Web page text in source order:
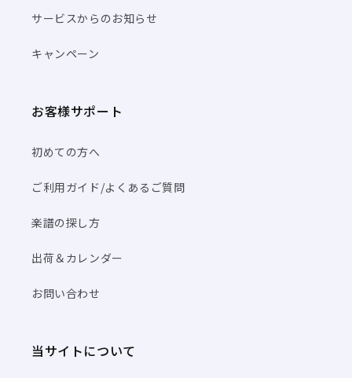
サービスからのお知らせ
キャンペーン
お客様サポート
初めての方へ
ご利用ガイド/よくあるご質問
楽譜の探し方
出荷＆カレンダー
お問い合わせ
当サイトについて